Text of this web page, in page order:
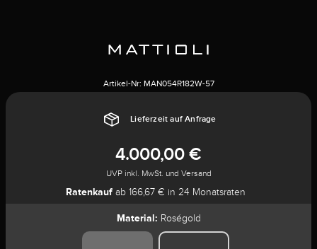
Artikel-Nr: MAN054R182W-57
Lieferzeit auf Anfrage
4.000,00 €
UVP inkl. MwSt. und Versand
Ratenkauf ab 166,67 € in 24 Monatsraten
Material: Roségold